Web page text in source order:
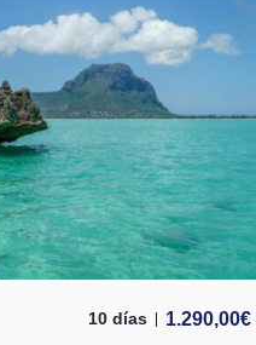
10 días 1.290,00€